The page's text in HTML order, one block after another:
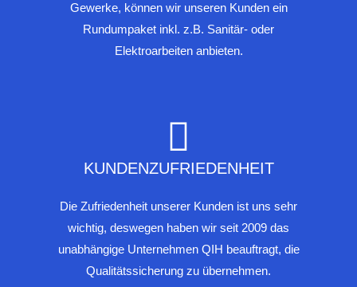
Gewerke, können wir unseren Kunden ein
Rundumpaket inkl. z.B. Sanitär- oder
Elektroarbeiten anbieten.
KUNDENZUFRIEDENHEIT
Die Zufriedenheit unserer Kunden ist uns sehr
wichtig, deswegen haben wir seit 2009 das
unabhängige Unternehmen QIH beauftragt, die
Qualitätssicherung zu übernehmen.